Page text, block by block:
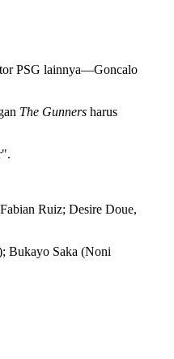
PSG lainnya—Goncalo
The Gunners harus
Ruiz; Desire Doue,
Bukayo Saka (Noni